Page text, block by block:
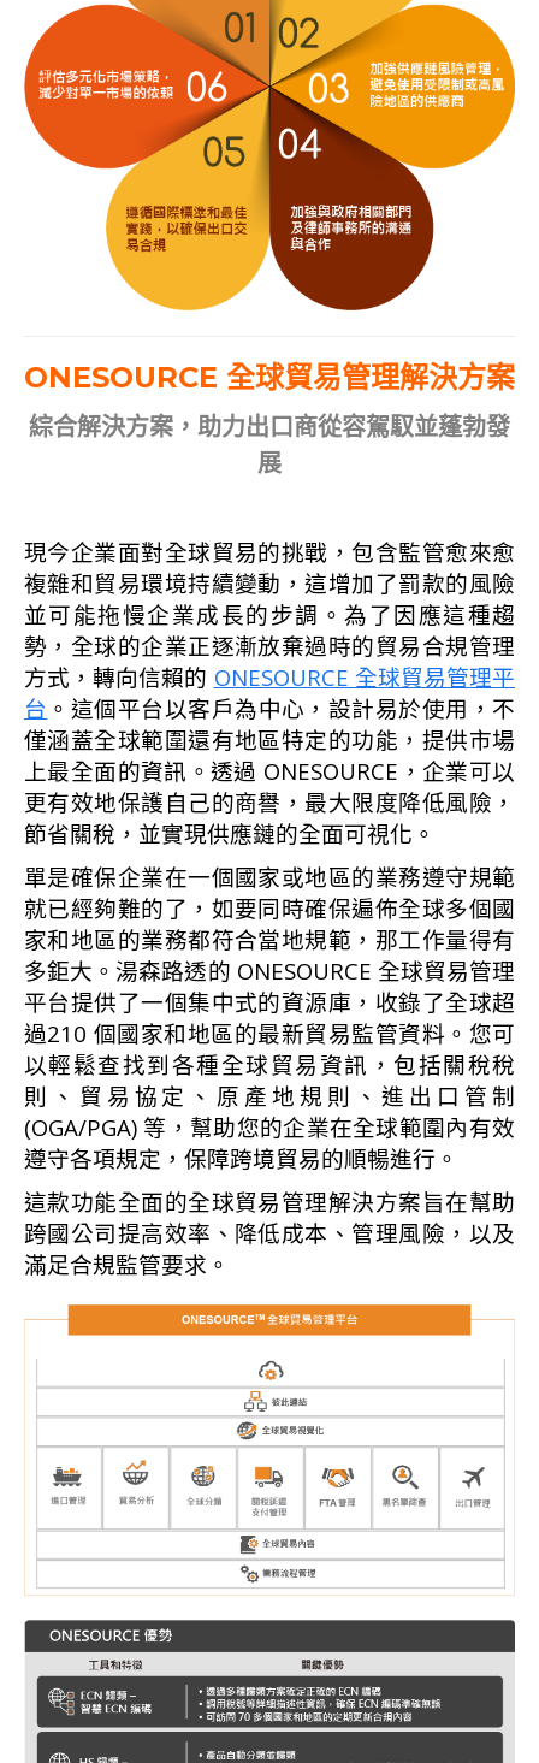
ONESOURCE 全球貿易管理解決方案
綜合解決方案，助力出口商從容駕馭並蓬勃發
展
現今企業面對全球貿易的挑戰，包含監管愈來愈
複雜和貿易環境持續變動，這增加了罰款的風險
並可能拖慢企業成長的步調。為了因應這種趨
勢，全球的企業正逐漸放棄過時的貿易合規管理
方式，轉向信賴的 ONESOURCE 全球貿易管理平
台 。這個平台以客戶為中心，設計易於使用，不
僅涵蓋全球範圍還有地區特定的功能，提供市場
上最全面的資訊。透過 ONESOURCE，企業可以
更有效地保護自己的商譽，最大限度降低風險，
節省關稅，並實現供應鏈的全面可視化。
單是確保企業在一個國家或地區的業務遵守規範
就已經夠難的了，如要同時確保遍佈全球多個國
家和地區的業務都符合當地規範，那工作量得有
多鉅大。湯森路透的 ONESOURCE 全球貿易管理
平台提供了一個集中式的資源庫，收錄了全球超
過210 個國家和地區的最新貿易監管資料。您可
以輕鬆查找到各種全球貿易資訊，包括關稅稅
則、貿易協定、原產地規則、進出口管制
(OGA/PGA) 等，幫助您的企業在全球範圍內有效
遵守各項規定，保障跨境貿易的順暢進行。
這款功能全面的全球貿易管理解決方案旨在幫助
跨國公司提高效率、降低成本、管理風險，以及
滿足合規監管要求。